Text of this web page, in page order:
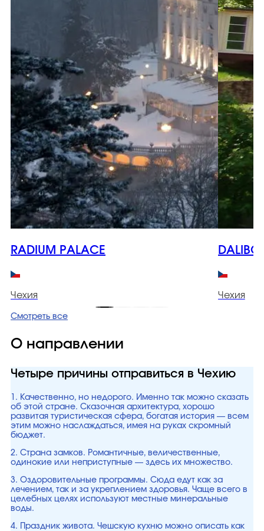
RADIUM PALACE
Чехия Чехия
Смотреть все
О направлении
Четыре причины отправиться в Чехию
1. Качественно, но недорого. Именно так можно сказать
об этой стране. Сказочная архитектура, хорошо
развитая туристическая сфера, богатая история — всем
этим можно наслаждаться, имея на руках скромный
бюджет.
2. Страна замков. Романтичные, величественные,
одинокие или неприступные — здесь их множество.
3. Оздоровительные программы. Сюда едут как за
лечением, так и за укреплением здоровья. Чаще всего в
целебных целях используют местные минеральные
воды.
4. Праздник живота. Чешскую кухню можно описать как